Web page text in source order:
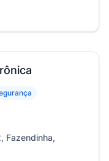
Fazendinha,